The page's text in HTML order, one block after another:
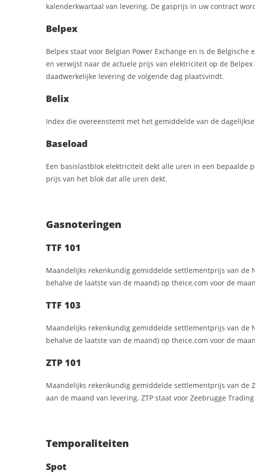
kalenderkwartaal van levering. De gasprijs in uw contract
Belpex
Belpex staat voor Belgian Power Exchange en is de
en verwijst naar de actuele prijs van elektriciteit op de
daadwerkelijke levering de volgende dag plaatsvindt.
Belix
Index die overeenstemt met het gemiddelde van de
Baseload
Een basislastblok elektriciteit dekt alle uren in een bepaalde
prijs van het blok dat alle uren dekt.
Gasnoteringen
TTF 101
Maandelijks rekenkundig gemiddelde settlementprijs van de
behalve de laatste van de maand) op theice.com voor de
TTF 103
Maandelijks rekenkundig gemiddelde settlementprijs van de
behalve de laatste van de maand) op theice.com voor de
ZTP 101
Maandelijks rekenkundig gemiddelde settlementprijs van de
aan de maand van levering. ZTP staat voor Zeebrugge
Temporaliteiten
Spot